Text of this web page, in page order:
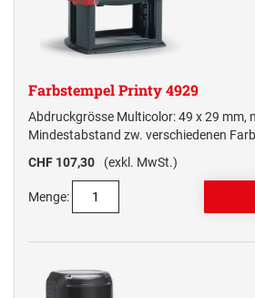
Farbstempel Printy 4929
Abdruckgrösse Multicolor: 49 x 29 mm,
Mindestabstand zw. verschiedenen
CHF 107,30
(exkl. MwSt.)
Menge: